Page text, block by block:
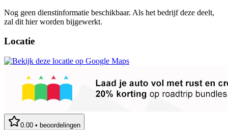
Nog geen dienstinformatie beschikbaar. Als het bedrijf deze deelt,
zal dit hier worden bijgewerkt.
Locatie
0.00 • beoordelingen